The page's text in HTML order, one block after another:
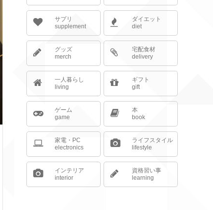
サプリ
supplement
ダイエット
diet
グッズ
merch
宅配食材
delivery
一人暮らし
living
ギフト
gift
ゲーム
game
本
book
家電・PC
electronics
ライフスタイル
lifestyle
インテリア
interior
資格習い事
learning